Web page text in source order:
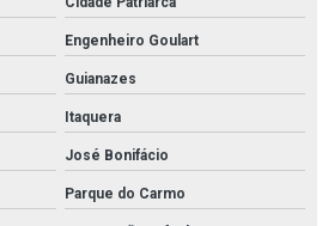
Engenheiro Goulart
Guianazes
Itaquera
José Bonifácio
Parque do Carmo